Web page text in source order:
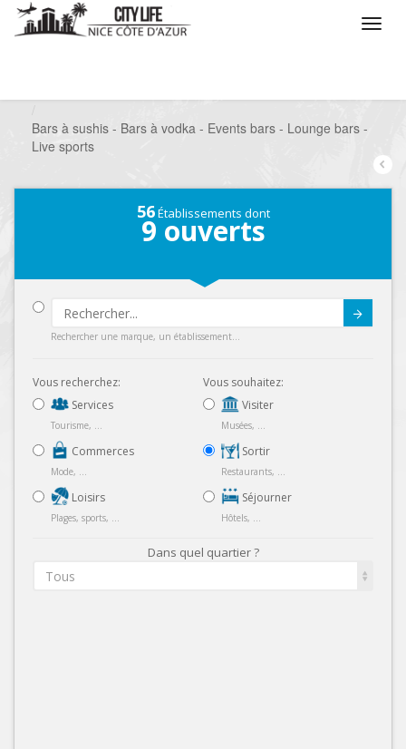
Bars à sushis - Bars à vodka - Events bars - Lounge bars -
Live sports
56Établissements dont
9 ouverts
Rechercher une marque, un établissement...
Vous recherchez:
Services
Tourisme, ...
Commerces
Mode, ...
Loisirs
Plages, sports, ...
Vous souhaitez:
Visiter
Musées, ...
Sortir
Restaurants, ...
Séjourner
Hôtels, ...
Dans quel quartier ?
Tous